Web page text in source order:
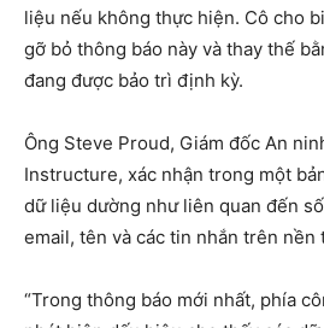
liệu nếu không thực hiện. Cô cho
gỡ bỏ thông báo này và thay thế
đang được bảo trì định kỳ.
Ông Steve Proud, Giám đốc An
Instructure, xác nhận trong một
dữ liệu dường như liên quan đến
email, tên và các tin nhắn trên nền
“Trong thông báo mới nhất, phía